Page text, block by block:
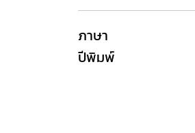
ภาษา
ปีพิมพ์